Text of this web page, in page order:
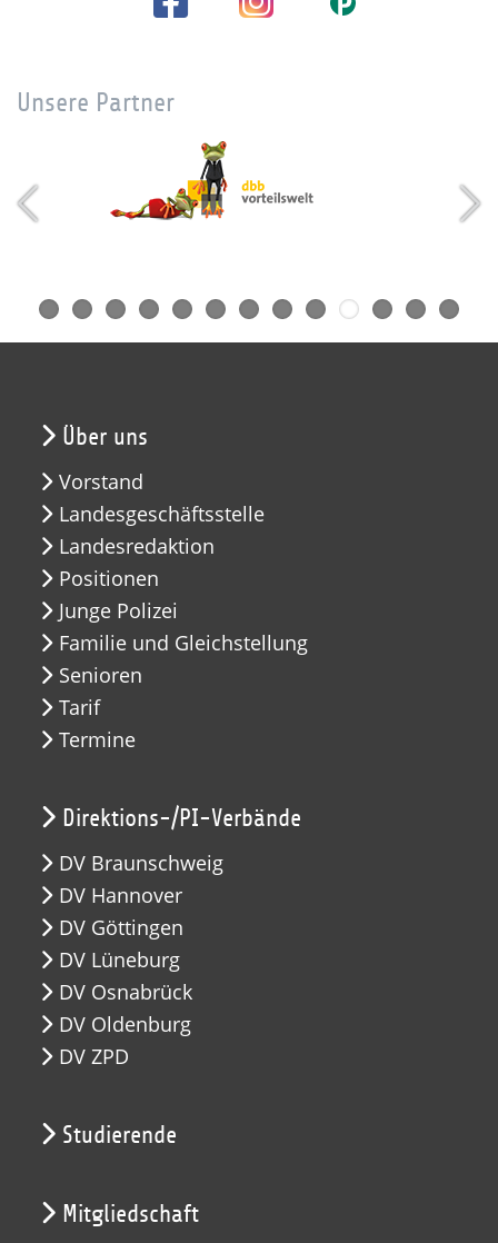
Unsere Partner
Über uns
Vorstand
Landesgeschäftsstelle
Landesredaktion
Positionen
Junge Polizei
Familie und Gleichstellung
Senioren
Tarif
Termine
Direktions-/PI-Verbände
DV Braunschweig
DV Hannover
DV Göttingen
DV Lüneburg
DV Osnabrück
DV Oldenburg
DV ZPD
Studierende
Mitgliedschaft